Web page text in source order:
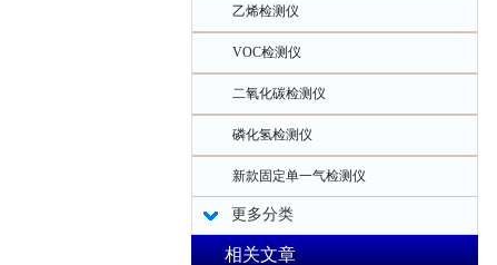
乙烯检测仪
VOC检测仪
二氧化碳检测仪
磷化氢检测仪
新款固定单一气检测仪
更多分类
相关文章